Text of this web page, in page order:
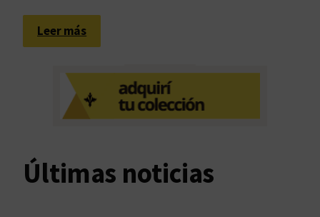
Leer más:
E
s
u
t
Últimas noticias